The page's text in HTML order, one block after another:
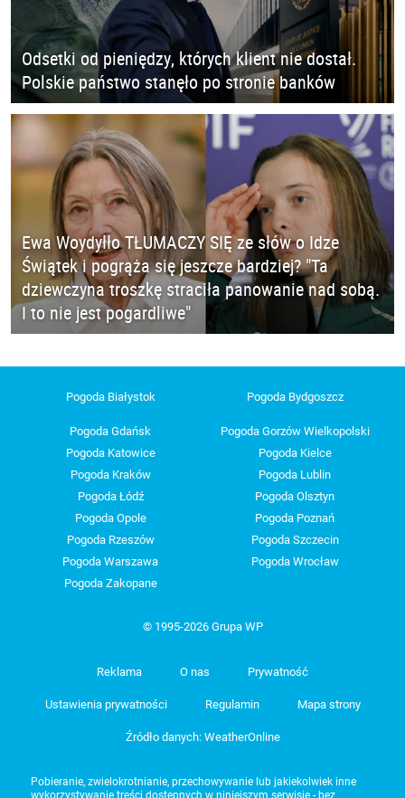
Odsetki od pieniędzy, których klient nie dostał.
Polskie państwo stanęło po stronie banków
Ewa Woydyłło TŁUMACZY SIĘ ze słów o Idze
Świątek i pogrąża się jeszcze bardziej? "Ta
dziewczyna troszkę straciła panowanie nad sobą.
I to nie jest pogardliwe"
Pogoda Białystok Pogoda Bydgoszcz
Pogoda Gdańsk
Pogoda Gorzów Wielkopolski
Pogoda Katowice
Pogoda Kielce
Pogoda Kraków
Pogoda Lublin
Pogoda Łódź
Pogoda Olsztyn
Pogoda Opole
Pogoda Poznań
Pogoda Rzeszów
Pogoda Szczecin
Pogoda Warszawa
Pogoda Wrocław
Pogoda Zakopane
© 1995-2026 Grupa WP
Reklama O nas Prywatność
Ustawienia prywatności Regulamin Mapa strony
Źródło danych: WeatherOnline
Pobieranie, zwielokrotnianie, przechowywanie lub jakiekolwiek inne
wykorzystywanie treści dostępnych w niniejszym serwisie - bez